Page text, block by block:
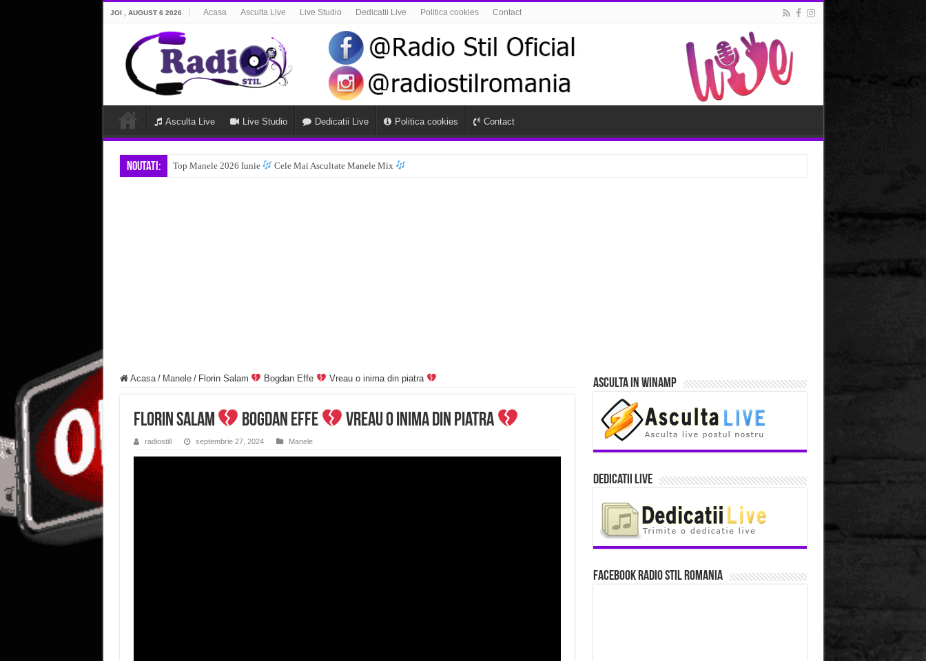
JOI , AUGUST 6 2026 Acasa Asculta Live Live Studio Dedicatii Live Politica cookies Contact
Asculta Live Live Studio Dedicatii Live Politica cookies Contact
Noutati: Top Manele 2026 Iunie Cele Mai Ascultate Manele Mix
Acasa / Manele / Florin Salam Bogdan Effe Vreau o inima din piatra
Florin Salam Bogdan Effe Vreau o inima din piatra
radiostill septembrie 27, 2024 Manele
Asculta in Winamp
Dedicatii Live
Facebook Radio Stil Romania